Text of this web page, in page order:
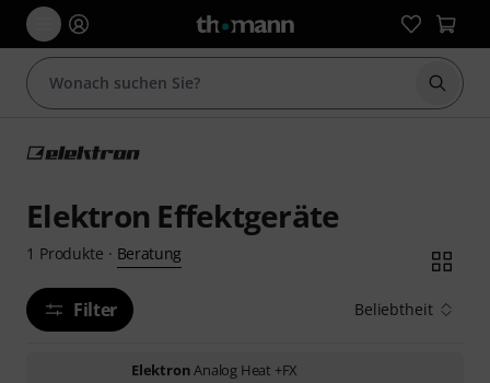
Suche
Elektron Effektgeräte
1 Produkte · Beratung
Filter Beliebtheit
ElektronAnalog Heat +FX